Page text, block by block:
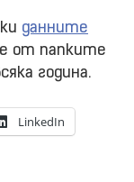
данните
от папките
година.
LinkedIn